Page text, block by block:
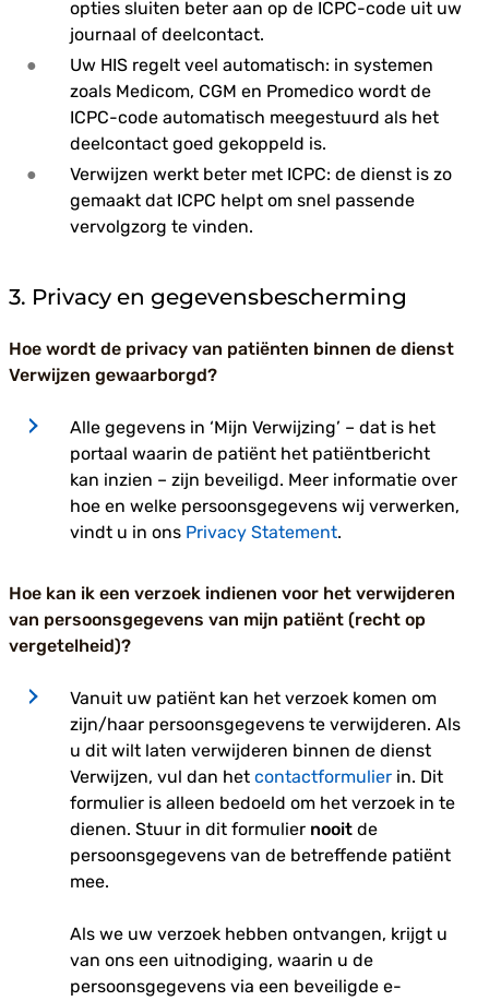
opties sluiten beter aan op de ICPC-code uit uw
journaal of deelcontact.
Uw HIS regelt veel automatisch: in systemen
zoals Medicom, CGM en Promedico wordt de
ICPC-code automatisch meegestuurd als het
deelcontact goed gekoppeld is.
Verwijzen werkt beter met ICPC: de dienst is zo
gemaakt dat ICPC helpt om snel passende
vervolgzorg te vinden.
3. Privacy en gegevensbescherming
Hoe wordt de privacy van patiënten binnen de dienst
Verwijzen gewaarborgd?
Alle gegevens in ‘Mijn Verwijzing’ – dat is het
portaal waarin de patiënt het patiëntbericht
kan inzien – zijn beveiligd. Meer informatie over
hoe en welke persoonsgegevens wij verwerken,
vindt u in ons Privacy Statement.
Hoe kan ik een verzoek indienen voor het verwijderen
van persoonsgegevens van mijn patiënt (recht op
vergetelheid)?
Vanuit uw patiënt kan het verzoek komen om
zijn/haar persoonsgegevens te verwijderen. Als
u dit wilt laten verwijderen binnen de dienst
Verwijzen, vul dan het contactformulier in. Dit
formulier is alleen bedoeld om het verzoek in te
dienen. Stuur in dit formulier nooit de
persoonsgegevens van de betreffende patiënt
mee.
Als we uw verzoek hebben ontvangen, krijgt u
van ons een uitnodiging, waarin u de
persoonsgegevens via een beveiligde e-